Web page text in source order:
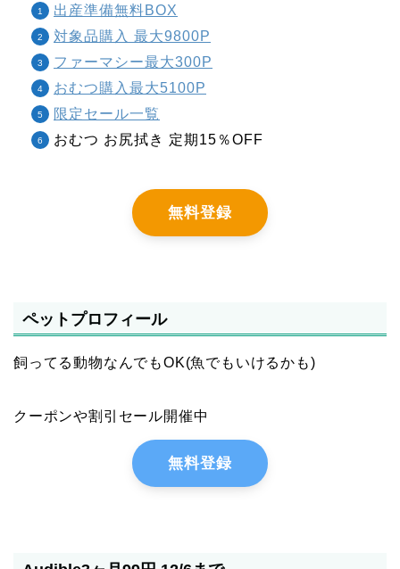
出産準備無料BOX
対象品購入 最大9800P
ファーマシー最大300P
おむつ購入最大5100P
限定セール一覧
おむつ お尻拭き 定期15％OFF
無料登録
ペットプロフィール
飼ってる動物なんでもOK(魚でもいけるかも)
クーポンや割引セール開催中
無料登録